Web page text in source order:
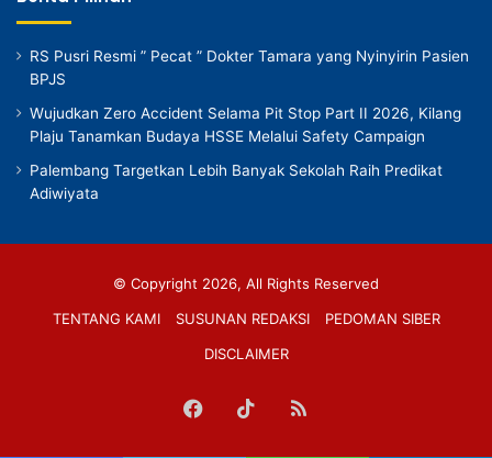
RS Pusri Resmi ” Pecat ” Dokter Tamara yang Nyinyirin Pasien
BPJS
Wujudkan Zero Accident Selama Pit Stop Part II 2026, Kilang
Plaju Tanamkan Budaya HSSE Melalui Safety Campaign
Palembang Targetkan Lebih Banyak Sekolah Raih Predikat
Adiwiyata
© Copyright 2026, All Rights Reserved
TENTANG KAMI
SUSUNAN REDAKSI
PEDOMAN SIBER
DISCLAIMER
Facebook
TikTokRSS